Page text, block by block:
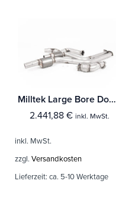
Milltek Large Bore Downpipes und Hi-Flow Sports Cats BMW 2 Series M2 Competition Coupé (F87)
2.441,88 € inkl. MwSt.
inkl. MwSt.
zzgl. Versandkosten
Lieferzeit: ca. 5-10 Werktage